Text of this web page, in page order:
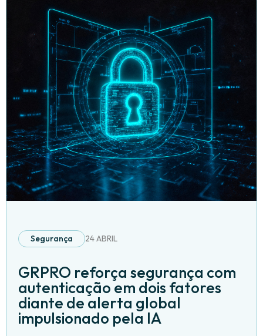
Segurança 24 ABRIL
GRPRO reforça segurança com
autenticação em dois fatores
diante de alerta global
impulsionado pela IA